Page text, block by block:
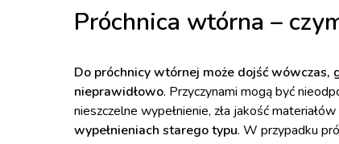
Próchnica wtórna –
Do próchnicy wtórnej może dojść wówczas,
nieprawidłowo. Przyczynami mogą być
nieszczelne wypełnienie, zła jakość
wypełnieniach starego typu. W przypadku